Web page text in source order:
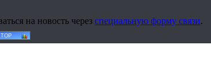
на новость через специальную форму связи.